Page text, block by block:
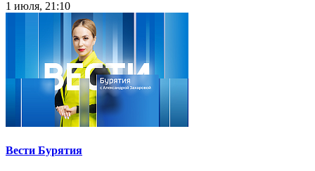
1 июля, 21:10
Вести Бурятия